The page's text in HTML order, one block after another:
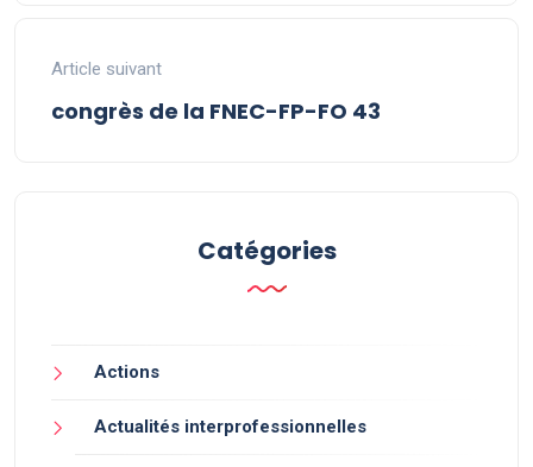
Article suivant
congrès de la FNEC-FP-FO 43
Catégories
Actions
Actualités interprofessionnelles